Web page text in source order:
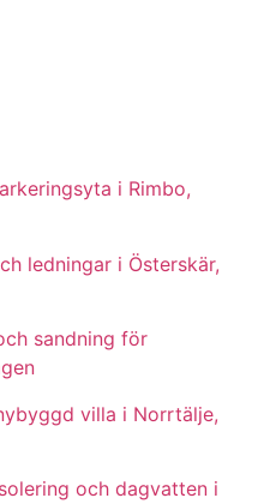
i Rimbo,
ledningar i Österskär,
sandning för
villa i Norrtälje,
och dagvatten i